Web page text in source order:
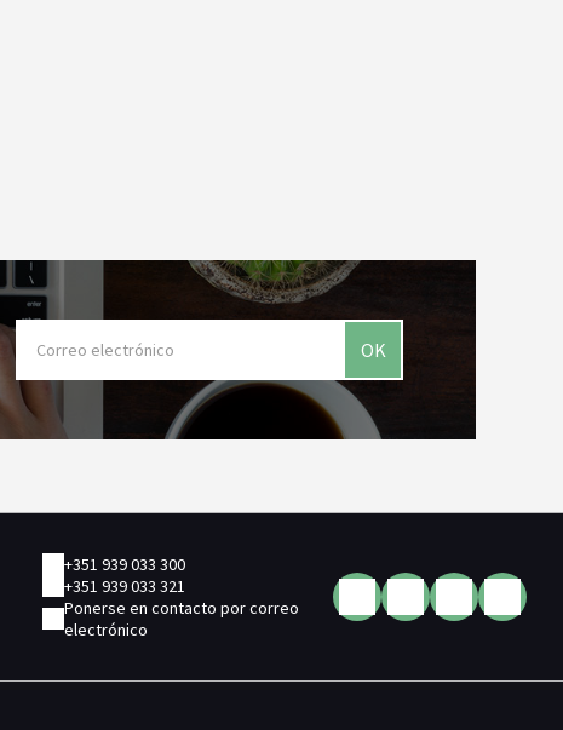
OK
+351 939 033 300
+351 939 033 321
Ponerse en contacto por correo
electrónico